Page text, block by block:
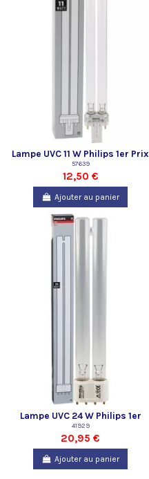
Lampe UVC 11 W Philips 1er Prix
57639
12,50 €
Ajouter au panier
Lampe UVC 24 W Philips 1er
Prix
41929
20,95 €
Ajouter au panier